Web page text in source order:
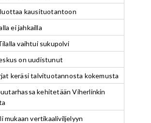
luottaa kausituotantoon
ei jahkailla
vaihtui sukupolvi
on uudistunut
keräsi talvituotannosta kokemusta
kehitetään Viherlinkin
mukaan vertikaaliviljelyyn